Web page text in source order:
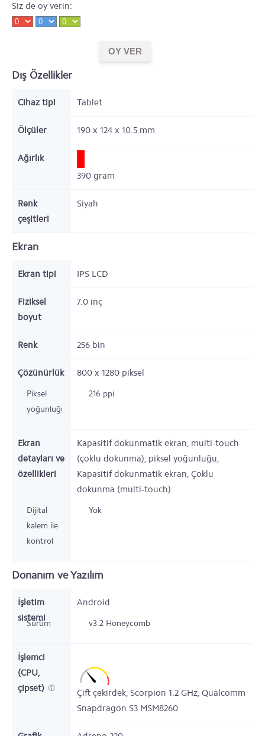
Siz de oy verin:
Dış Özellikler
Cihaz tipi Tablet
Ölçüler 190 x 124 x 10.5 mm
Ağırlık
390 gram
Renk
çeşitleri
Siyah
Ekran
Ekran tipi IPS LCD
Fiziksel
boyut
7.0 inç
Renk 256 bin
Çözünürlük 800 x 1280 piksel
Piksel
yoğunluğu
216 ppi
Ekran
detayları ve
özellikleri
Kapasitif dokunmatik ekran, multi-touch
(çoklu dokunma), piksel yoğunluğu,
Kapasitif dokunmatik ekran, Çoklu
dokunma (multi-touch)
Dijital
kalem ile
kontrol
Yok
Donanım ve Yazılım
İşletim
sistemi
Android
Sürüm v3.2 Honeycomb
İşlemci
(CPU,
çipset)
Çift çekirdek, Scorpion 1.2 GHz, Qualcomm
Snapdragon S3 MSM8260